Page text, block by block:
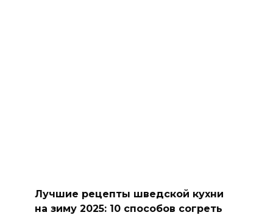
Лучшие рецепты шведской кухни
на зиму 2025: 10 способов согреть